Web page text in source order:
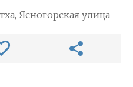
Ясногорская улица